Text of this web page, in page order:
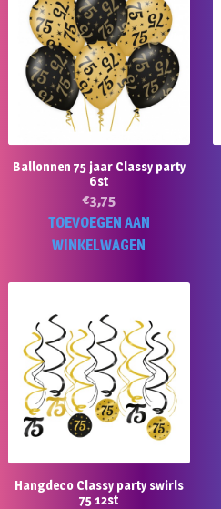
Ballonnen 75 jaar Classy party
6st
€3,75
TOEVOEGEN AAN
WINKELWAGEN
Hangdeco Classy party swirls
75 12st